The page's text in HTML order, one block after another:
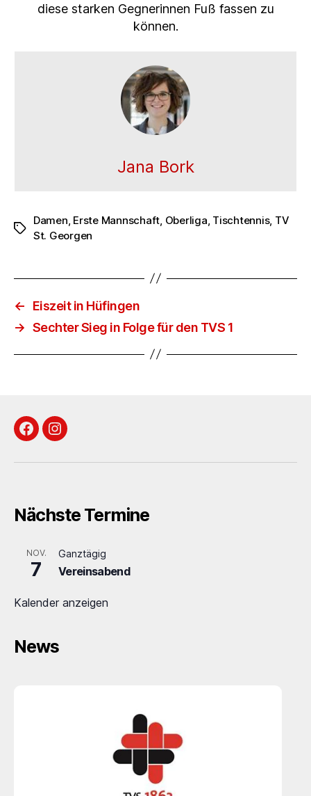
diese starken Gegnerinnen Fuß fassen zu
können.
Jana Bork
Schlagwörter
Damen Erste Mannschaft Oberliga Tischtennis, TV
St. Georgen
←
Eiszeit in Hüfingen
→ Sechter Sieg in Folge für den TVS 1
FacebookInstagram
Nächste Termine
NOV.
7
Ganztägig
Vereinsabend
Kalender anzeigen
News